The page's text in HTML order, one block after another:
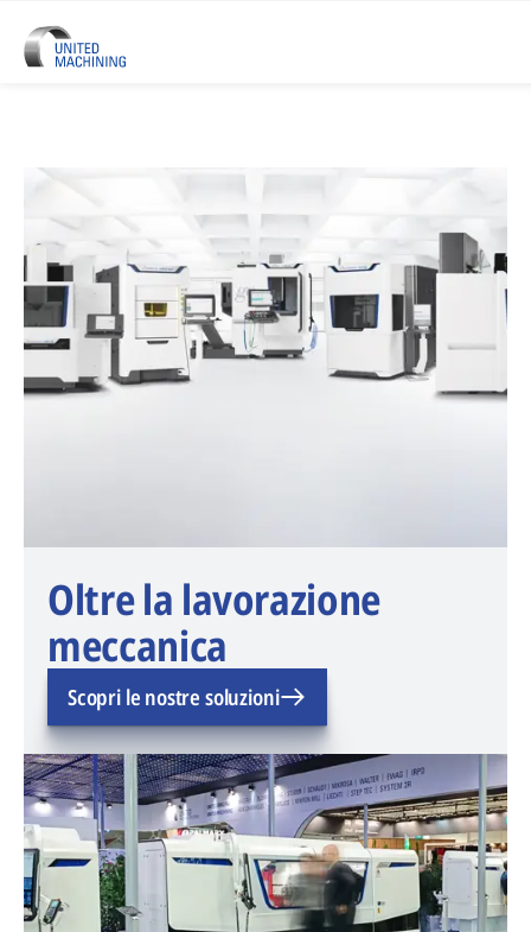
UNITED MACHINING - Sei
Oltre la lavorazione
meccanica
Scopri le nostre soluzioni